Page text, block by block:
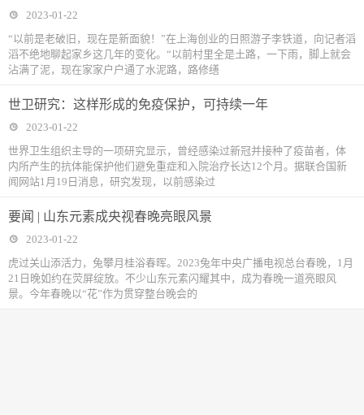
2023-01-22
“以前是老破旧，现在是新面貌！”在上海创业的日照游子李铁道，向记者滔
滔不绝地聊起家乡这几年的变化。“以前村里全是土路，一下雨，脚上就会
沾满了泥，现在家家户户通了水泥路，路修缮
世卫研究：这样形成的免疫保护，可持续一年
2023-01-22
世界卫生组织主导的一项研究显示，曾经感染过新冠并接种了疫苗者，体
内所产生的抗体能保护他们避免重症和入院治疗长达12个月。据联合国新
闻网站1月19日消息，研究发现，以前感染过
要闻 | 山东元素成央视春晚亮眼风景
2023-01-22
虎过关山添活力，兔攀月桂浴春晖。2023兔年中央广播电视总台春晚，1月
21日晚如约在荧屏绽放。不少山东元素闪耀其中，成为春晚一道亮眼风
景。今年春晚以“花”作为贯穿整台晚会的